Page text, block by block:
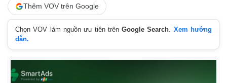
Thêm VOV trên Google
Chọn VOV làm nguồn ưu tiên trênGoogle Search. Xem hướng
dẫn.